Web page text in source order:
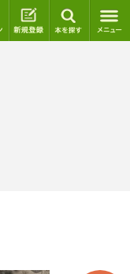
ログイン 新規登録